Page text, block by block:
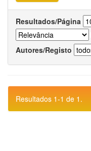
Resultados/Página
Autores/Registo
Resultados 1-1 de 1.